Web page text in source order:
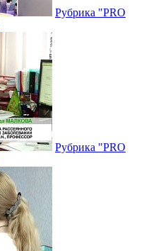
Рубрика "PRO
Рубрика "PRO